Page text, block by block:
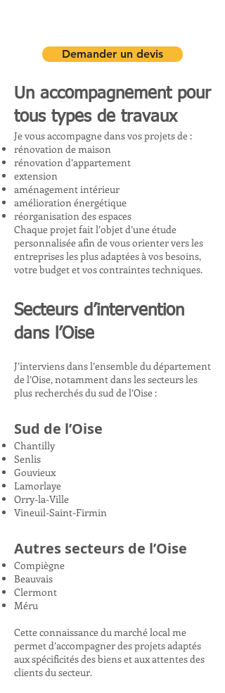
Un accompagnement pour
tous types de travaux
Je vous accompagne dans vos projets de :
rénovation de maison
rénovation d’appartement
extension
aménagement intérieur
amélioration énergétique
réorganisation des espaces
Chaque projet fait l’objet d’une étude
personnalisée afin de vous orienter vers les
entreprises les plus adaptées à vos besoins,
votre budget et vos contraintes techniques.
Secteurs d’intervention
dans l’Oise
J’interviens dans l’ensemble du département
de l’Oise, notamment dans les secteurs les
plus recherchés du sud de l’Oise :
Sud de l’Oise
Chantilly
Senlis
Gouvieux
Lamorlaye
Orry-la-Ville
Vineuil-Saint-Firmin
Autres secteurs de l’Oise
Compiègne
Beauvais
Clermont
Méru
Cette connaissance du marché local me
permet d’accompagner des projets adaptés
aux spécificités des biens et aux attentes des
clients du secteur.
Demander un devis